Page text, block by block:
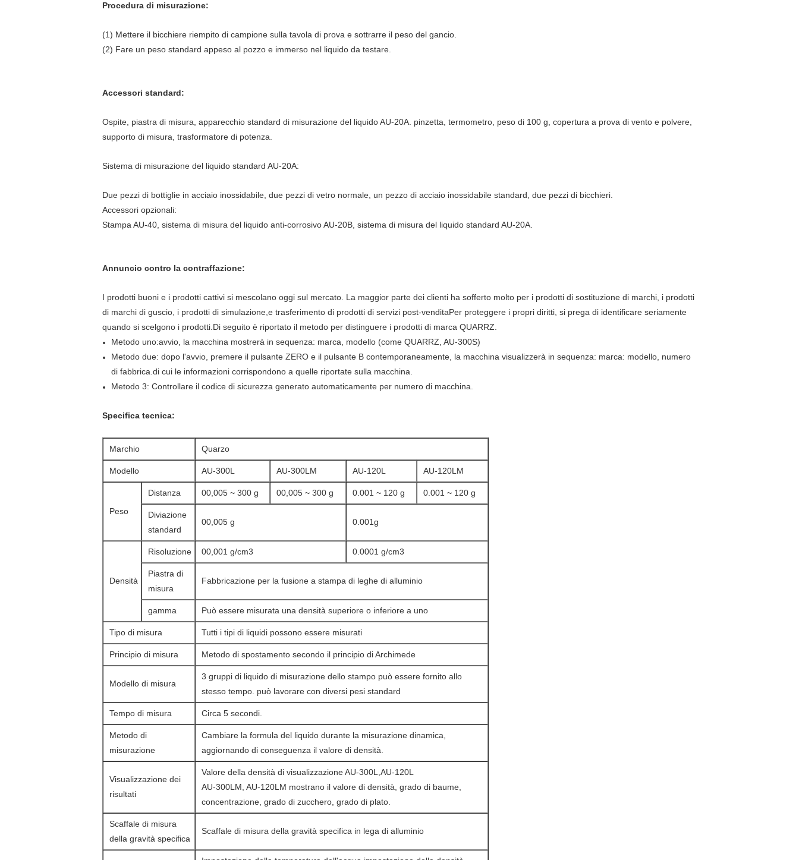
Procedura di misurazione:
(1) Mettere il bicchiere riempito di campione sulla tavola di prova e sottrarre il peso del gancio.
(2) Fare un peso standard appeso al pozzo e immerso nel liquido da testare.
Accessori standard:
Ospite, piastra di misura, apparecchio standard di misurazione del liquido AU-20A. pinzetta, termometro, peso di 100 g, copertura a prova di vento e polvere,
supporto di misura, trasformatore di potenza.
Sistema di misurazione del liquido standard AU-20A:
Due pezzi di bottiglie in acciaio inossidabile, due pezzi di vetro normale, un pezzo di acciaio inossidabile standard, due pezzi di bicchieri.
Accessori opzionali:
Stampa AU-40, sistema di misura del liquido anti-corrosivo AU-20B, sistema di misura del liquido standard AU-20A.
Annuncio contro la contraffazione:
I prodotti buoni e i prodotti cattivi si mescolano oggi sul mercato. La maggior parte dei clienti ha sofferto molto per i prodotti di sostituzione di marchi, i prodotti
di marchi di guscio, i prodotti di simulazione,e trasferimento di prodotti di servizi post-venditaPer proteggere i propri diritti, si prega di identificare seriamente
quando si scelgono i prodotti.Di seguito è riportato il metodo per distinguere i prodotti di marca QUARRZ.
Metodo uno:avvio, la macchina mostrerà in sequenza: marca, modello (come QUARRZ, AU-300S)
Metodo due: dopo l'avvio, premere il pulsante ZERO e il pulsante B contemporaneamente, la macchina visualizzerà in sequenza: marca: modello, numero
di fabbrica.di cui le informazioni corrispondono a quelle riportate sulla macchina.
Metodo 3: Controllare il codice di sicurezza generato automaticamente per numero di macchina.
Specifica tecnica:
Marchio Quarzo
Modello AU-300L AU-300LM AU-120L AU-120LM
Peso
Distanza 00,005 ~ 300 g 00,005 ~ 300 g 0.001 ~ 120 g 0.001 ~ 120 g
Diviazione
standard
00,005 g 0.001g
Densità
Risoluzione 00,001 g/cm3 0.0001 g/cm3
Piastra di
misura
Fabbricazione per la fusione a stampa di leghe di alluminio
gamma Può essere misurata una densità superiore o inferiore a uno
Tipo di misura Tutti i tipi di liquidi possono essere misurati
Principio di misura Metodo di spostamento secondo il principio di Archimede
Modello di misura
3 gruppi di liquido di misurazione dello stampo può essere fornito allo
stesso tempo. può lavorare con diversi pesi standard
Tempo di misura Circa 5 secondi.
Metodo di
misurazione
Cambiare la formula del liquido durante la misurazione dinamica,
aggiornando di conseguenza il valore di densità.
Visualizzazione dei
risultati
Valore della densità di visualizzazione AU-300L,AU-120L
AU-300LM, AU-120LM mostrano il valore di densità, grado di baume,
concentrazione, grado di zucchero, grado di plato.
Scaffale di misura
della gravità specifica
Scaffale di misura della gravità specifica in lega di alluminio